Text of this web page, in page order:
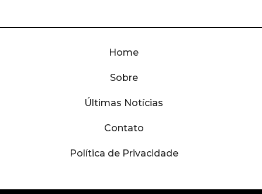
Home
Sobre
Últimas Notícias
Contato
Política de Privacidade